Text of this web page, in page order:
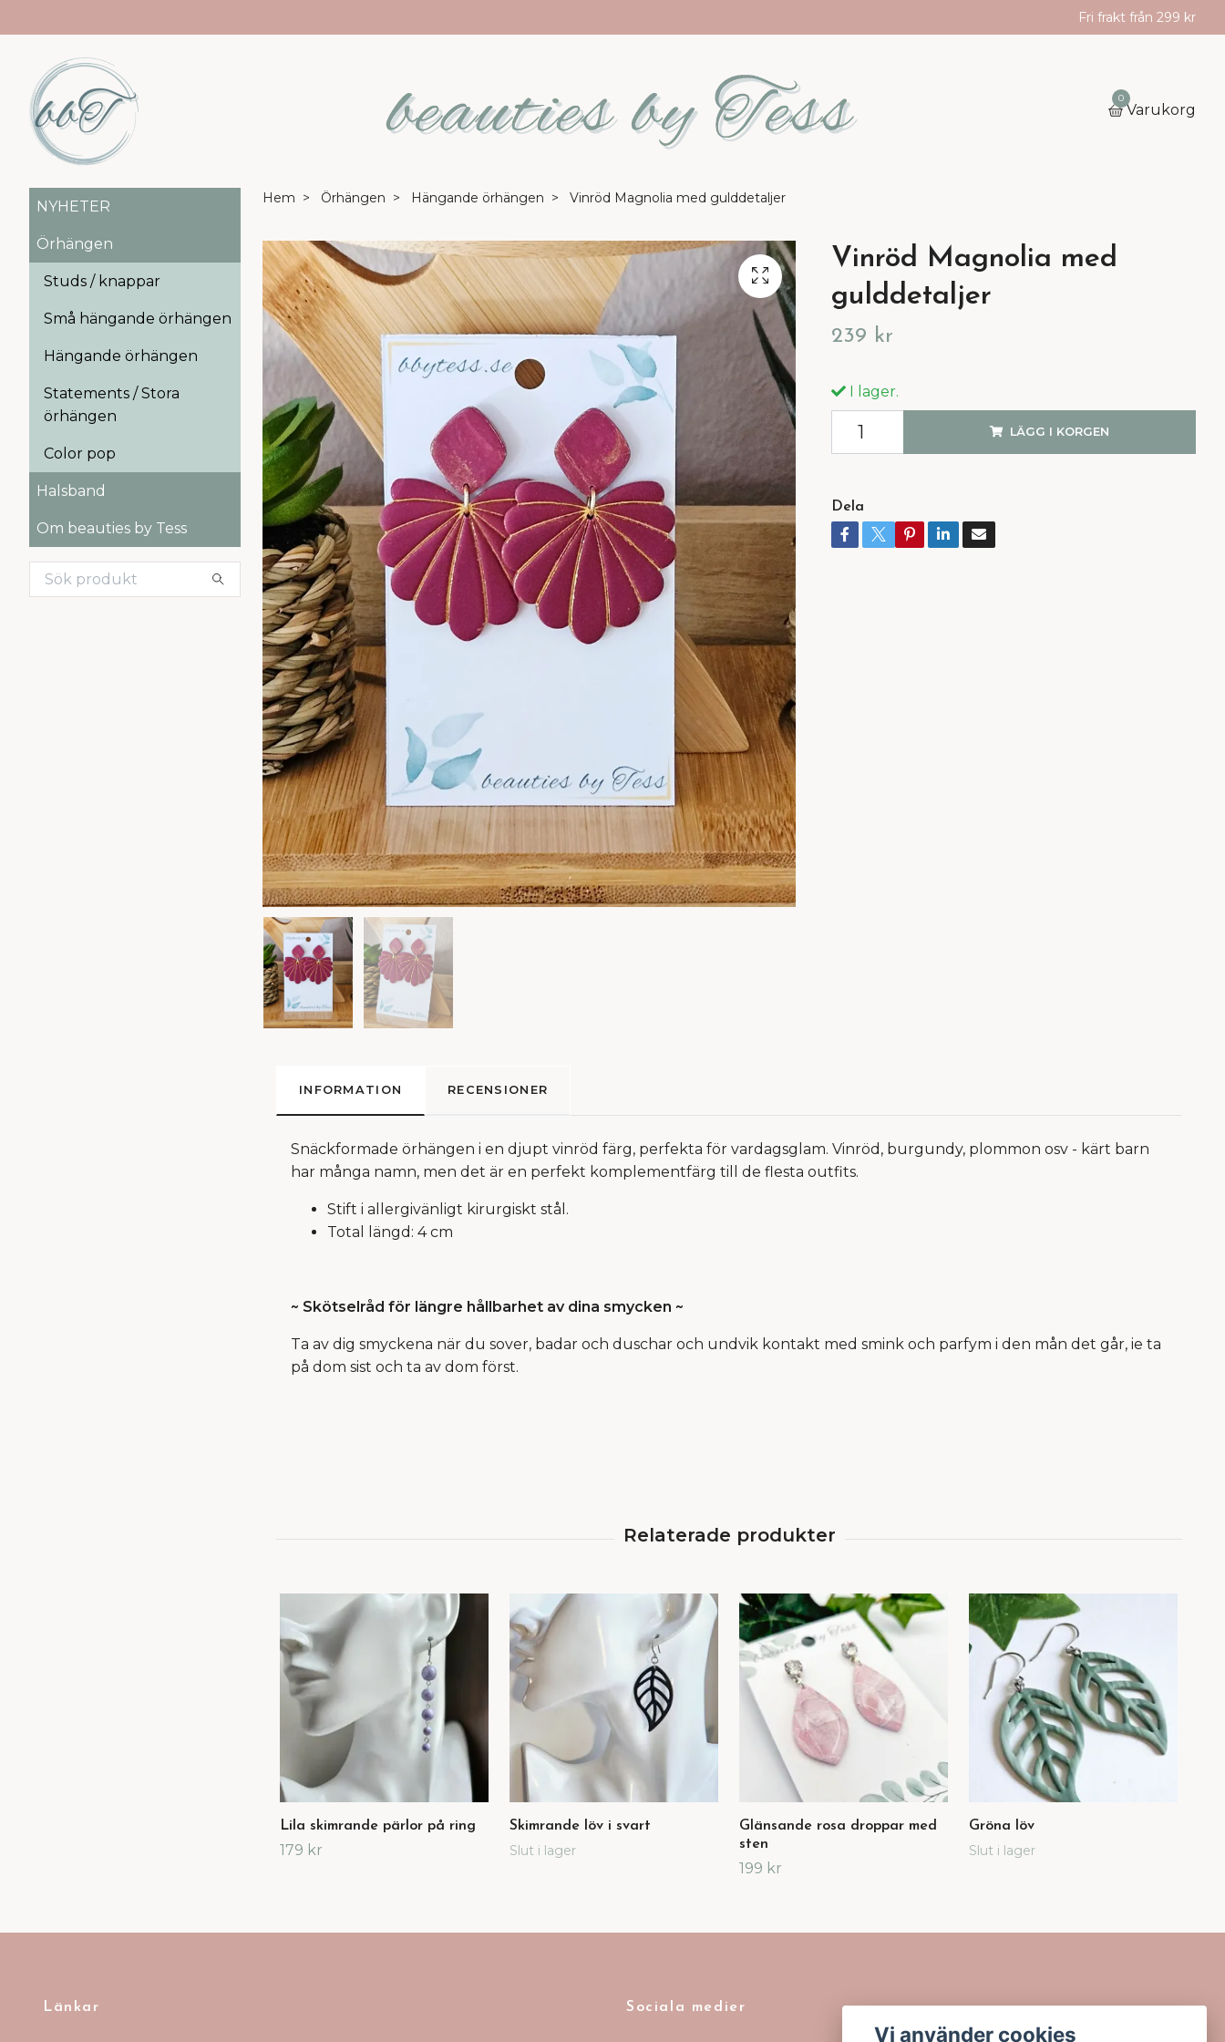
Fri frakt från 299 kr
0
Varukorg
NYHETER
Örhängen
Studs / knappar
Små hängande örhängen
Hängande örhängen
Statements / Stora
örhängen
Color pop
Halsband
Om beauties by Tess
Hem Örhängen Hängande örhängen Vinröd Magnolia med gulddetaljer
Vinröd Magnolia med
gulddetaljer
239 kr
I lager.
LÄGG I KORGEN
Dela
INFORMATION RECENSIONER
Snäckformade örhängen i en djupt vinröd färg, perfekta för vardagsglam. Vinröd, burgundy, plommon osv - kärt barn
har många namn, men det är en perfekt komplementfärg till de flesta outfits.
Stift i allergivänligt kirurgiskt stål.
Total längd: 4 cm
~ Skötselråd för längre hållbarhet av dina smycken ~
Ta av dig smyckena när du sover, badar och duschar och undvik kontakt med smink och parfym i den mån det går, ie ta
på dom sist och ta av dom först.
Lila skimrande pärlor på ring
179 kr
Skimrande löv i svart
Slut i lager
Glänsande rosa droppar med
sten
199 kr
Gröna löv
Slut i lager
Länkar Sociala medier
Vi använder cookies